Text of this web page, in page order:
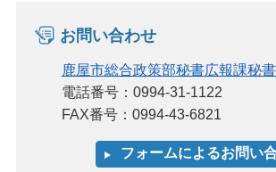
お問い合わせ
鹿屋市総合政策部秘書広報課秘
電話番号：0994-31-1122
FAX番号：0994-43-6821